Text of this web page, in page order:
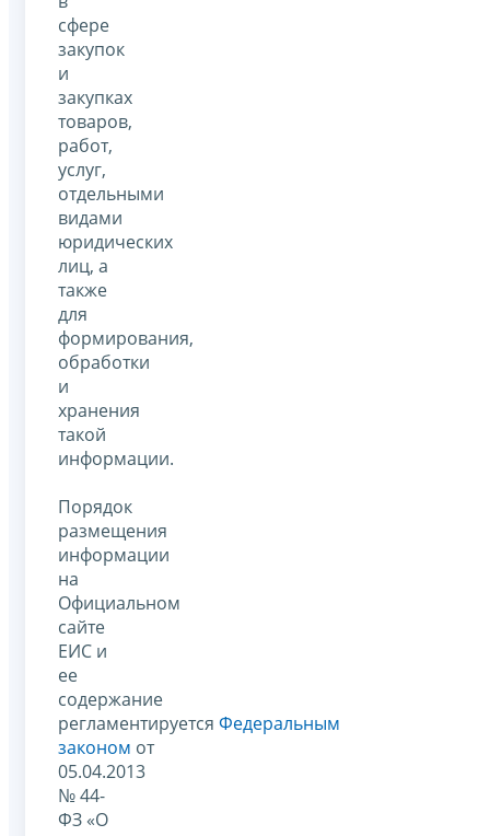
сфере
закупок
и
закупках
товаров,
работ,
услуг,
отдельными
видами
юридических
лиц, а
также
для
формирования,
обработки
и
хранения
такой
информации.
Порядок
размещения
информации
на
Официальном
сайте
ЕИС и
ее
содержание
регламентируется Федеральным
законом от
05.04.2013
№ 44-
ФЗ «О